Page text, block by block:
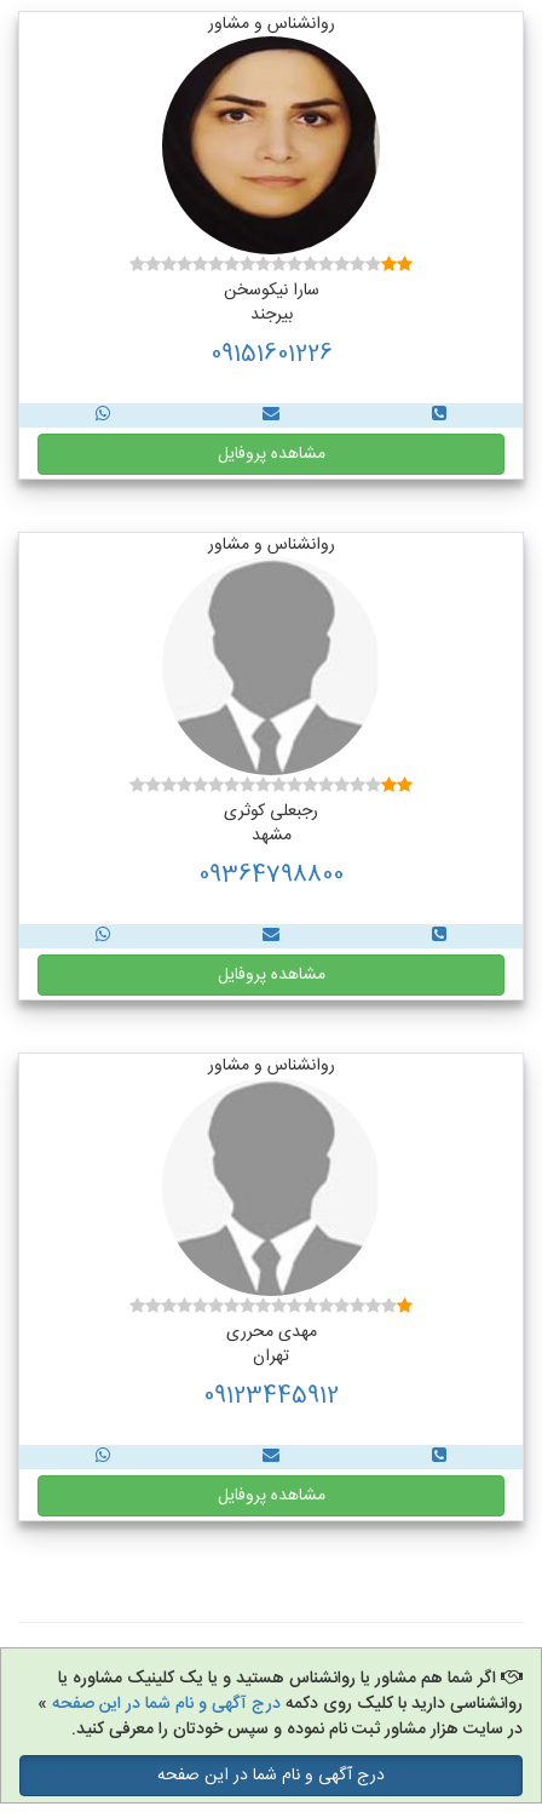
روانشناس و مشاور
سارا نیکوسخن
بیرجند
09151601226
مشاهده پروفایل
روانشناس و مشاور
رجبعلی کوثری
مشهد
09364798800
مشاهده پروفایل
روانشناس و مشاور
مهدی محرری
تهران
09123445912
مشاهده پروفایل
اگر شما هم مشاور یا روانشناس هستید و یا یک کلینیک مشاوره یا
روانشناسی دارید با کلیک روی دکمهدرج آگهی و نام شما در این صفحه »
در سایت هزار مشاور ثبت نام نموده و سپس خودتان را معرفی کنید.
درج آگهی و نام شما در این صفحه